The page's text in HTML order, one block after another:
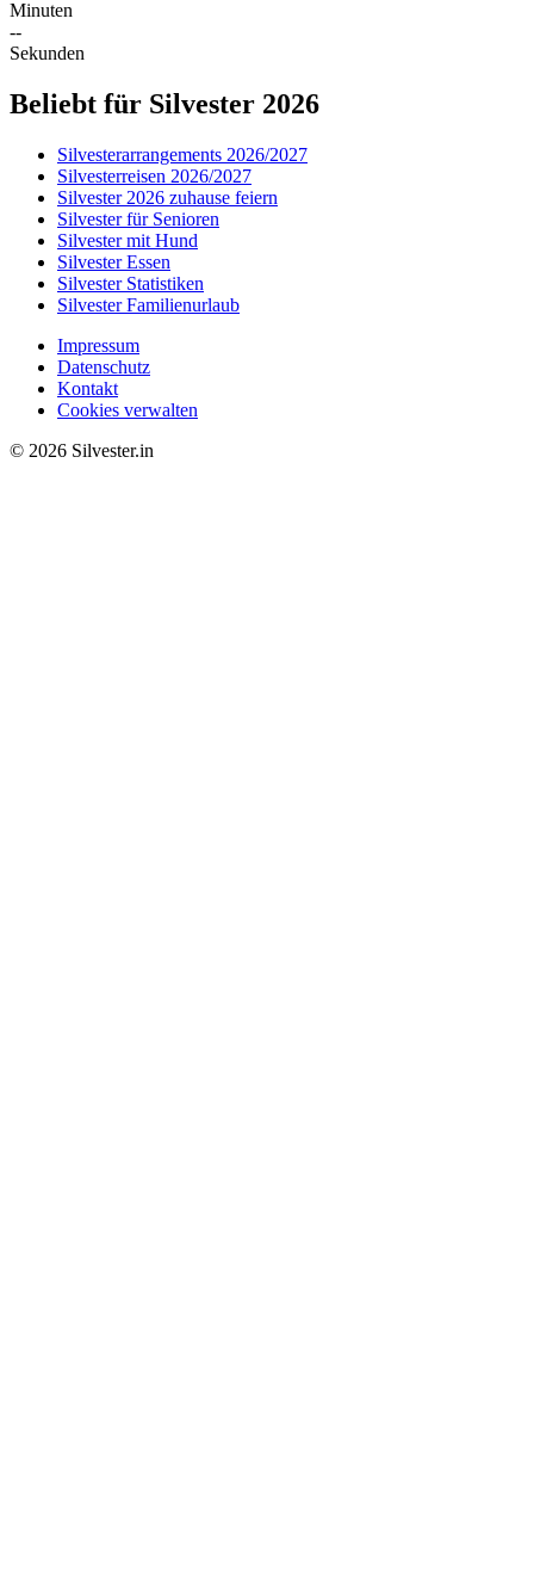
Minuten
--
Sekunden
Beliebt für Silvester 2026
Silvesterarrangements 2026/2027
Silvesterreisen 2026/2027
Silvester 2026 zuhause feiern
Silvester für Senioren
Silvester mit Hund
Silvester Essen
Silvester Statistiken
Silvester Familienurlaub
Impressum
Datenschutz
Kontakt
Cookies verwalten
© 2026 Silvester.in